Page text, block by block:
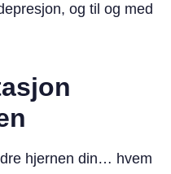
og til og med
hjernen din… hvem